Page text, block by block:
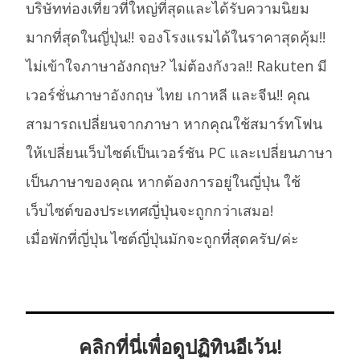
บริษัทท่องเที่ยวที่ใหญ่ที่สุดและได้รับความนิยม
มากที่สุดในญี่ปุ่น!! จองโรงแรมได้ในราคาสุดคุ้ม!!
ไม่เข้าใจภาษาอังกฤษ? ไม่ต้องกังวล!! Rakuten มี
เวอร์ชั่นภาษาอังกฤษ ไทย เกาหลี และจีน!! คุณ
สามารถเปลี่ยนจากภาษา หากคุณใช้สมาร์ทโฟน
ให้เปลี่ยนเว็บไซต์เป็นเวอร์ชัน PC และเปลี่ยนภาษา
เป็นภาษาของคุณ หากต้องการอยู่ในญี่ปุ่น ใช้
เว็บไซต์ของประเทศญี่ปุ่นจะถูกกว่าเสมอ!
เมื่อพักที่ญี่ปุ่น ไซต์ญี่ปุ่นมักจะถูกที่สุดครับ/ค่ะ
คลิกที่นี่เพื่อดูปฏิทินอีเว้น!